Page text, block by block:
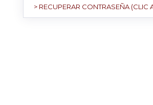
> RECUPERAR CONTRASEÑA (CLIC